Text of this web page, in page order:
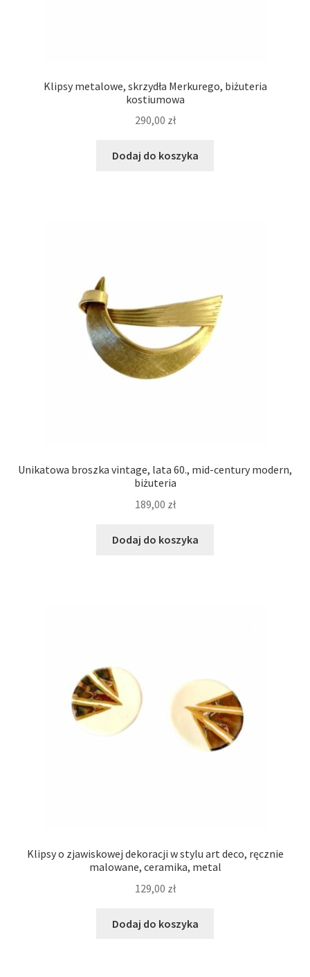
Klipsy metalowe, skrzydła Merkurego, biżuteria
kostiumowa
290,00 zł
Dodaj do koszyka
Unikatowa broszka vintage, lata 60., mid-century modern,
biżuteria
189,00 zł
Dodaj do koszyka
Klipsy o zjawiskowej dekoracji w stylu art deco, ręcznie
malowane, ceramika, metal
129,00 zł
Dodaj do koszyka